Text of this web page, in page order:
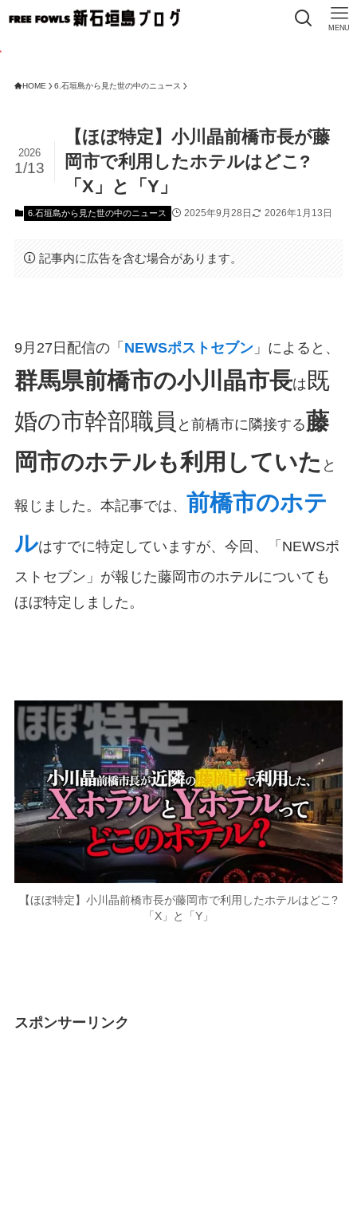
MENU
HOME 6.石垣島から見た世の中のニュース
【ほぼ特定】小川晶前橋市長が藤
岡市で利用したホテルはどこ?
「X」と「Y」
2026
1/13
6.石垣島から見た世の中のニュース 2025年9月28日 2026年1月13日
記事内に広告を含む場合があります。
9月27日配信の「 NEWSポストセブン」によると、
群馬県前橋市の小川晶市長は 既
婚の市幹部職員 と前橋市に隣接する藤
岡市のホテルも利用していた と
報じました。本記事では、 前橋市のホテ
ルはすでに特定していますが、今回、「NEWSポ
ストセブン」が報じた藤岡市のホテルについても
ほぼ特定しました。
【ほぼ特定】小川晶前橋市長が藤岡市で利用したホテルはどこ?
「X」と「Y」
スポンサーリンク